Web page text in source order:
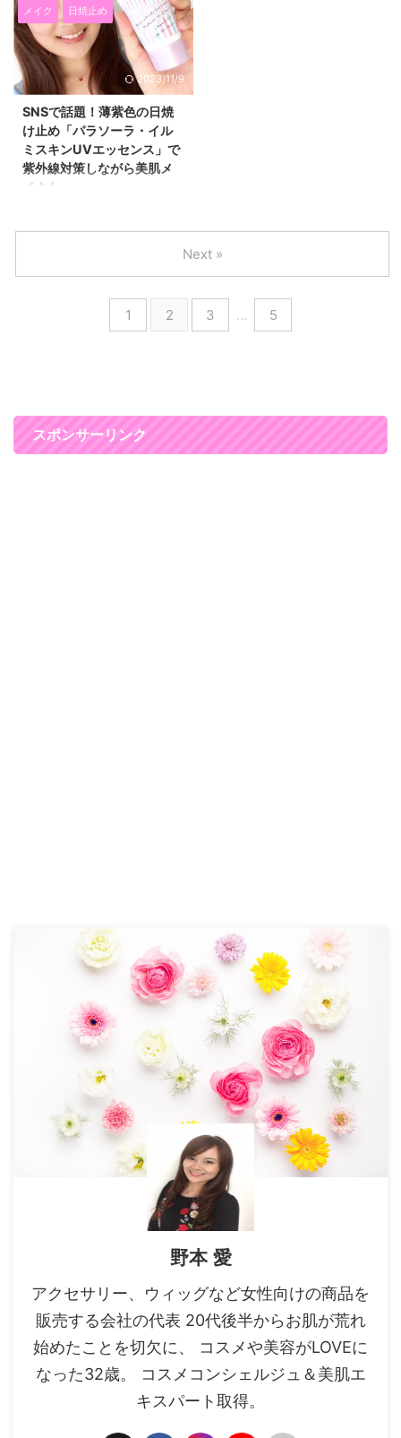
っと置いてあったんです。 で
も、もっと早く使っていればよか
った！！と思いました。 ...
ーティー リボンクチュールアイ
ズ 2017秋コレクション 18番
Night Blossom ゲットしました～
～！！ 秋コレクションのお知ら
せが出た瞬間から、欲しい～～！
絶対買う！！と思っていたので、
こうやって手元にきて嬉しいです
(^^)/ コンパクトのデザインも、
秋らしい大人な雰囲気で素敵
(*^▽^*)♡ リボンクチュールアイ
ズ2017秋限定色18番は大人可愛
酒粕 ...
メイク 日焼止め
2023/11/9
SNSで話題！薄紫色の日焼
け止め「パラソーラ・イル
ミスキンUVエッセンス」で
紫外線対策しながら美肌メ
イク♪
人気で完売するお店まで出てるみ
たいです！ 今まで使った日焼け
止めと全く違う感覚！ ボディま
で透明感のある美肌に見せてくれ
スチャー紹介♪潤い感はある！？
1 2 3 … 5
Next »
スポンサーリンク
野本 愛
アクセサリー、ウィッグなど女性向けの商品を
販売する会社の代表 20代後半からお肌が荒れ
始めたことを切欠に、 コスメや美容がLOVEに
なった32歳。 コスメコンシェルジュ＆美肌エ
キスパート取得。